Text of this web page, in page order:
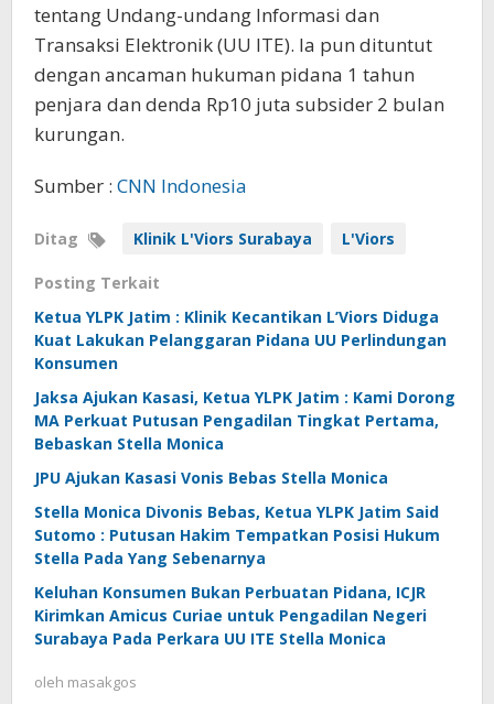
tentang Undang-undang Informasi dan
Transaksi Elektronik (UU ITE). Ia pun dituntut
dengan ancaman hukuman pidana 1 tahun
penjara dan denda Rp10 juta subsider 2 bulan
kurungan.
Sumber : CNN Indonesia
Ditag Klinik L'Viors Surabaya L'Viors
Posting Terkait
Ketua YLPK Jatim : Klinik Kecantikan L’Viors Diduga
Kuat Lakukan Pelanggaran Pidana UU Perlindungan
Konsumen
Jaksa Ajukan Kasasi, Ketua YLPK Jatim : Kami Dorong
MA Perkuat Putusan Pengadilan Tingkat Pertama,
Bebaskan Stella Monica
JPU Ajukan Kasasi Vonis Bebas Stella Monica
Stella Monica Divonis Bebas, Ketua YLPK Jatim Said
Sutomo : Putusan Hakim Tempatkan Posisi Hukum
Stella Pada Yang Sebenarnya
Keluhan Konsumen Bukan Perbuatan Pidana, ICJR
Kirimkan Amicus Curiae untuk Pengadilan Negeri
Surabaya Pada Perkara UU ITE Stella Monica
oleh masakgos